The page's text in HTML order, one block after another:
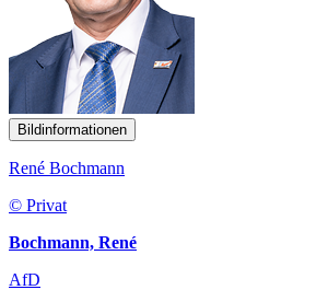
Bildinformationen
René Bochmann
© Privat
Bochmann, René
AfD